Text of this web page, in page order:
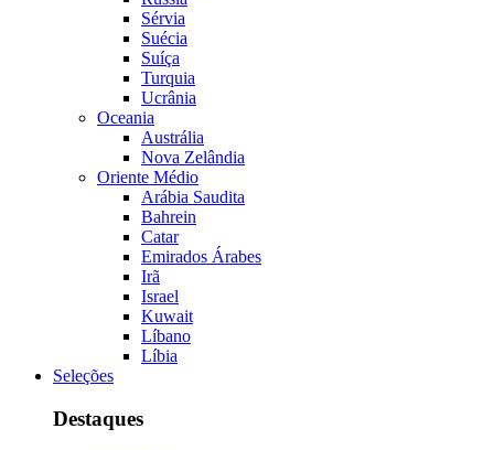
Sérvia
Suécia
Suíça
Turquia
Ucrânia
Oceania
Austrália
Nova Zelândia
Oriente Médio
Arábia Saudita
Bahrein
Catar
Emirados Árabes
Irã
Israel
Kuwait
Líbano
Líbia
Seleções
Destaques